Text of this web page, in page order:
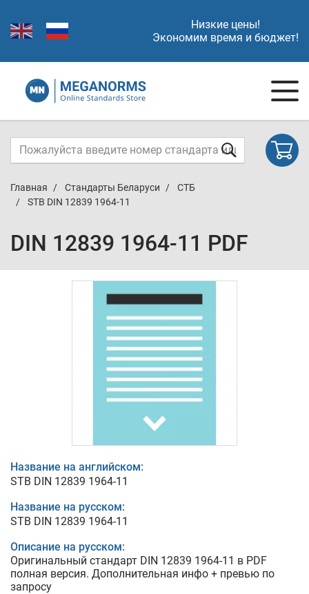
Низкие цены!
Экономим время и бюджет!
Главная Стандарты Беларуси
СТБ
STB DIN 12839 1964-11
DIN 12839 1964-11 PDF
Название на английском:
STB DIN 12839 1964-11
Название на русском:
STB DIN 12839 1964-11
Описание на русском:
Оригинальный стандарт DIN 12839 1964-11 в PDF
полная версия. Дополнительная инфо + превью по
запросу